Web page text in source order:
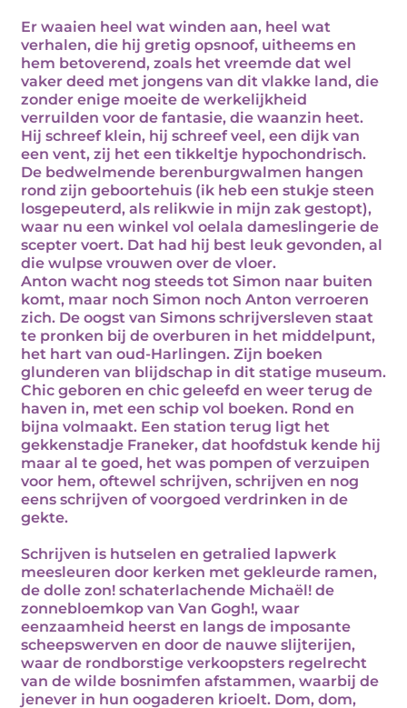
Er waaien heel wat winden aan, heel wat
verhalen, die hij gretig opsnoof, uitheems en
hem betoverend, zoals het vreemde dat wel
vaker deed met jongens van dit vlakke land, die
zonder enige moeite de werkelijkheid
verruilden voor de fantasie, die waanzin heet.
Hij schreef klein, hij schreef veel, een dijk van
een vent, zij het een tikkeltje hypochondrisch.
De bedwelmende berenburgwalmen hangen
rond zijn geboortehuis (ik heb een stukje steen
losgepeuterd, als relikwie in mijn zak gestopt),
waar nu een winkel vol oelala dameslingerie de
scepter voert. Dat had hij best leuk gevonden, al
die wulpse vrouwen over de vloer.
Anton wacht nog steeds tot Simon naar buiten
komt, maar noch Simon noch Anton verroeren
zich. De oogst van Simons schrijversleven staat
te pronken bij de overburen in het middelpunt,
het hart van oud-Harlingen. Zijn boeken
glunderen van blijdschap in dit statige museum.
Chic geboren en chic geleefd en weer terug de
haven in, met een schip vol boeken. Rond en
bijna volmaakt. Een station terug ligt het
gekkenstadje Franeker, dat hoofdstuk kende hij
maar al te goed, het was pompen of verzuipen
voor hem, oftewel schrijven, schrijven en nog
eens schrijven of voorgoed verdrinken in de
gekte.
Schrijven is hutselen en getralied lapwerk
meesleuren door kerken met gekleurde ramen,
de dolle zon! schaterlachende Michaël! de
zonnebloemkop van Van Gogh!, waar
eenzaamheid heerst en langs de imposante
scheepswerven en door de nauwe slijterijen,
waar de rondborstige verkoopsters regelrecht
van de wilde bosnimfen afstammen, waarbij de
jenever in hun oogaderen krioelt. Dom, dom,